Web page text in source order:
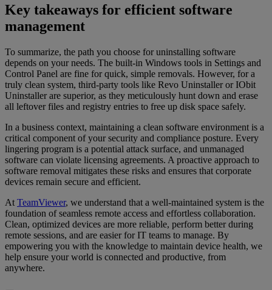
Key takeaways for efficient software
management
To summarize, the path you choose for uninstalling software
depends on your needs. The built-in Windows tools in Settings and
Control Panel are fine for quick, simple removals. However, for a
truly clean system, third-party tools like Revo Uninstaller or IObit
Uninstaller are superior, as they meticulously hunt down and erase
all leftover files and registry entries to free up disk space safely.
In a business context, maintaining a clean software environment is a
critical component of your security and compliance posture. Every
lingering program is a potential attack surface, and unmanaged
software can violate licensing agreements. A proactive approach to
software removal mitigates these risks and ensures that corporate
devices remain secure and efficient.
At TeamViewer, we understand that a well-maintained system is the
foundation of seamless remote access and effortless collaboration.
Clean, optimized devices are more reliable, perform better during
remote sessions, and are easier for IT teams to manage. By
empowering you with the knowledge to maintain device health, we
help ensure your world is connected and productive, from
anywhere.